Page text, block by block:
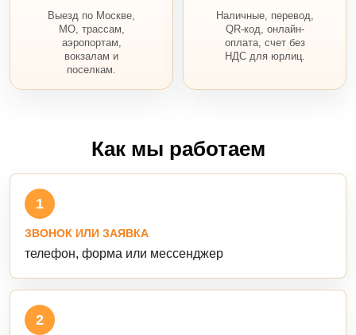
Выезд по Москве,
МО, трассам,
аэропортам,
вокзалам и
поселкам.
Наличные, перевод,
QR-код, онлайн-
оплата, счет без
НДС для юрлиц.
Как мы работаем
1
ЗВОНОК ИЛИ ЗАЯВКА
телефон, форма или мессенджер
2